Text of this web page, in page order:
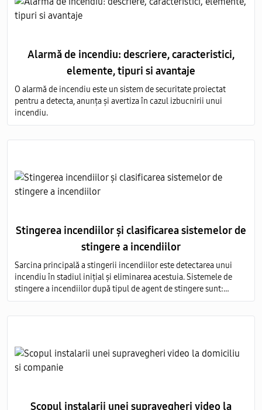
Alarmă de incendiu: descriere, caracteristici,
elemente, tipuri si avantaje
O alarmă de incendiu este un sistem de securitate proiectat
pentru a detecta, anunța și avertiza în cazul izbucnirii unui
incendiu.
Stingerea incendiilor și clasificarea sistemelor de
stingere a incendiilor
Sarcina principală a stingerii incendiilor este detectarea unui
incendiu în stadiul inițial și eliminarea acestuia. Sistemele de
stingere a incendiilor după tipul de agent de stingere sunt:
aerosoli; apă; pulbere; gaz; spumă.
Scopul instalarii unei supravegheri video la